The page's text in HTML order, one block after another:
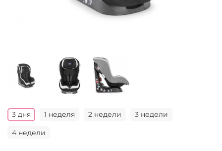
3 дня 1 неделя 2 недели 3 недели
4 недели